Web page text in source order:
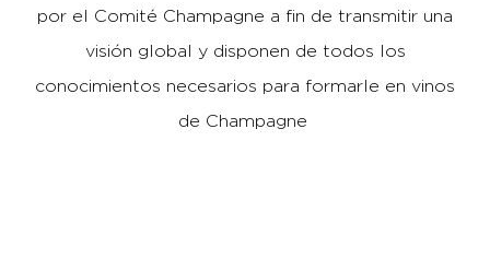
por el Comité Champagne a fin de transmitir una
visión global y disponen de todos los
conocimientos necesarios para formarle en vinos
de Champagne